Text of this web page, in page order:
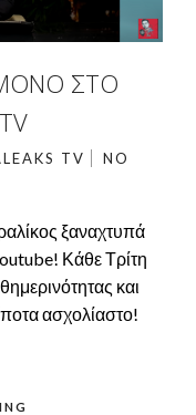
ΜΌΝΟ ΣΤΟ
TV
NO
ξαναχτυπά
Κάθε Τρίτη
και
ασχολίαστο!